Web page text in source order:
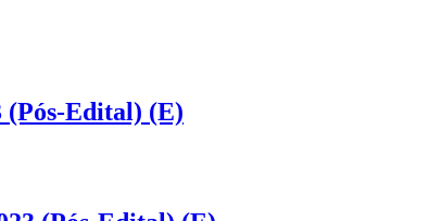
(Pós-Edital) (E)